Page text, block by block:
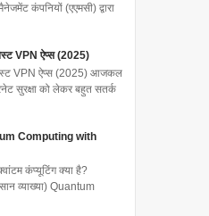
कंपनियों (एएमसी) द्वारा
VPN ऐप्स (2025)
VPN ऐप्स (2025) आजकल
सुरक्षा को लेकर बहुत सतर्क
Computing with
कंप्यूटिंग क्या है?
व्याख्या) Quantum